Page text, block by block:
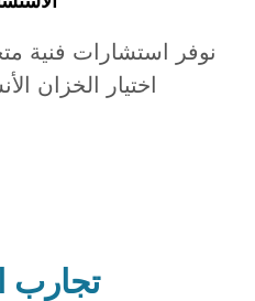
نوفر استشارات فنية
اختيار الخزان
تجارب